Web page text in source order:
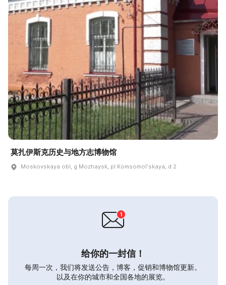
莫扎伊斯克历史与地方志博物馆
Moskovskaya obl, g Mozhaysk, pl Komsomolʹskaya, d 2
给你的一封信！
每周一次，我们将发送公告，博客，促销和博物馆更新。
以及在你的城市和全国各地的展览。